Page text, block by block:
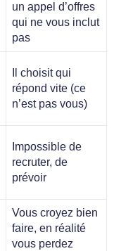
un appel d’offres
qui ne vous inclut
pas
Il choisit qui
répond vite (ce
n’est pas vous)
Impossible de
recruter, de
prévoir
Vous croyez bien
faire, en réalité
vous perdez